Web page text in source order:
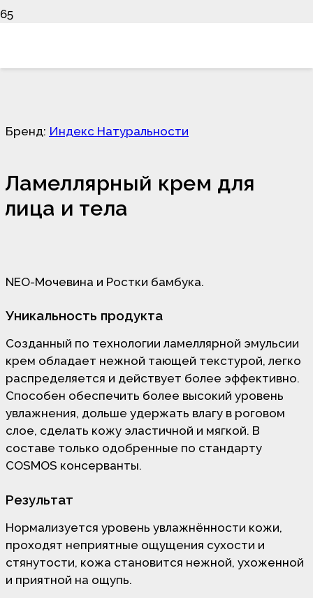
Бренд: Индекс Натуральности
Ламеллярный крем для
лица и тела
NEO-Мочевина и Ростки бамбука.
Уникальность продукта
Созданный по технологии ламеллярной эмульсии
крем обладает нежной тающей текстурой, легко
распределяется и действует более эффективно.
Способен обеспечить более высокий уровень
увлажнения, дольше удержать влагу в роговом
слое, сделать кожу эластичной и мягкой. В
составе только одобренные по стандарту
COSMOS консерванты.
Результат
Нормализуется уровень увлажнённости кожи,
проходят неприятные ощущения сухости и
стянутости, кожа становится нежной, ухоженной
и приятной на ощупь.